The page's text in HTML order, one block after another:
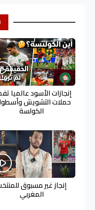
إنجازات الأسود عالميا
حملات التشويش
الكولسة
إنجاز غير مسبوق
المغربي